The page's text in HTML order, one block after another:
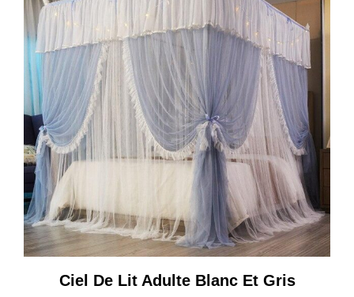
Ciel De Lit Adulte Blanc Et Gris